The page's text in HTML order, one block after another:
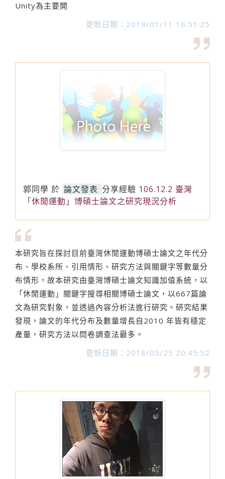
Unity為主要開
更新日期：2019/01/11 16:51:25
郭同學 於 論文發表 分享經驗 106.12.2 臺灣
「休閒運動」博碩士論文之研究現況分析
本研究旨在探討目前臺灣休閒運動博碩士論文之年代分
布、學校系所、引用情形、研究方法與關鍵字等數量分
布情形，故本研究由臺灣博碩士論文知識加值系統，以
「休閒運動」關鍵字搜尋相關博碩士論文，以667篇論
文為研究對象，並透過內容分析法進行研究。研究結果
發現，論文的年代分布及數量增長自2010 年皆有穩定
產量，研究方法以問卷調查法最多。
更新日期：2018/05/25 20:45:52